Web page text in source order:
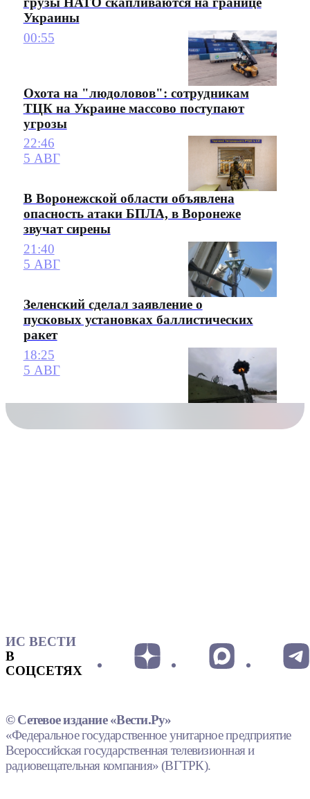
Украины
00:55
Охота на "людоловов": сотрудникам
ТЦК на Украине массово поступают
угрозы
22:46
5 АВГ
В Воронежской области объявлена
опасность атаки БПЛА, в Воронеже
звучат сирены
21:40
5 АВГ
Зеленский сделал заявление о
пусковых установках баллистических
ракет
18:25
5 АВГ
ИС ВЕСТИ
В
СОЦСЕТЯХ
© Сетевое издание «Вести.Ру»
«Федеральное государственное унитарное предприятие
Всероссийская государственная телевизионная и
радиовещательная компания» (ВГТРК).